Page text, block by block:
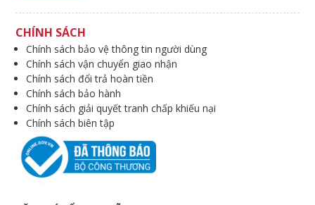
CHÍNH SÁCH
Chính sách bảo vệ thông tin người dùng
Chính sách vận chuyển giao nhận
Chính sách đổi trả hoàn tiền
Chính sách bảo hành
Chính sách giải quyết tranh chấp khiếu nại
Chính sách biên tập